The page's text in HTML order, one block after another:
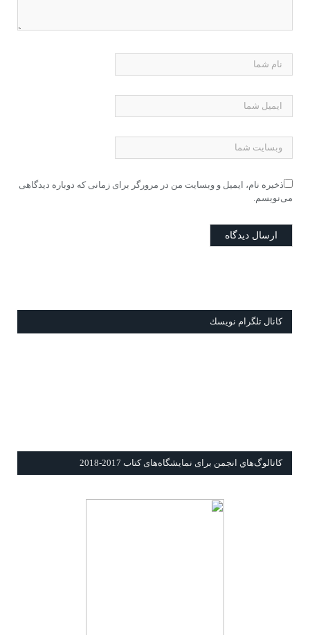
ذخیره نام، ایمیل و وبسایت من در مرورگر برای زمانی که دوباره دیدگاهی
می‌نویسم.
كانال تلگرام نويسك
كاتالوگ‌هاي انجمن برای نمايشگاه‌های كتاب 2017-2018